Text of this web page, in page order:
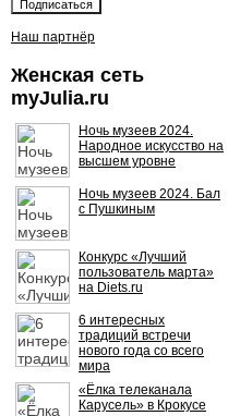
Наш партнёр
Женская сеть
myJulia.ru
Ночь музеев 2024.
Народное искусство на
высшем уровне
Ночь музеев 2024. Бал
с Пушкиным
Конкурс «Лучший
пользователь марта»
на Diets.ru
6 интересных
традиций встречи
нового года со всего
мира
«Ёлка телеканала
Карусель» в Крокусе